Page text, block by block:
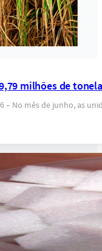
milhões de
– No mês de junho, as